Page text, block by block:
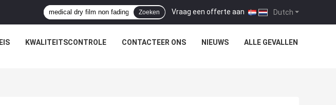
Dutch
Vraag een offerte aan |
Zoeken
KWALITEITSCONTROLE CONTACTEER ONS NIEUWS ALLE GEVALLEN